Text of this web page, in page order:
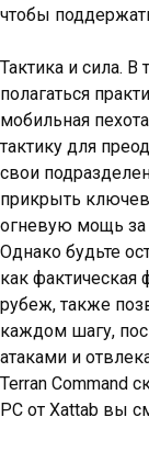
чтобы
Тактика и сила.
полагаться
мобильная
тактику для
свои
прикрыть
огневую мощь за
Однако будьте
как фактическая
рубеж, также
каждом шагу,
атаками и
Terran Command
PC от Xattab вы